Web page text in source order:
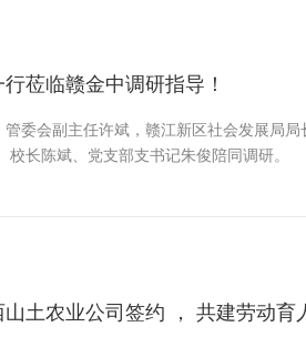
莅临赣金中调研指导！
委会副主任许斌，赣江新区社会发展局
长陈斌、党支部支书记朱俊陪同调研。
土农业公司签约 ， 共建劳动育